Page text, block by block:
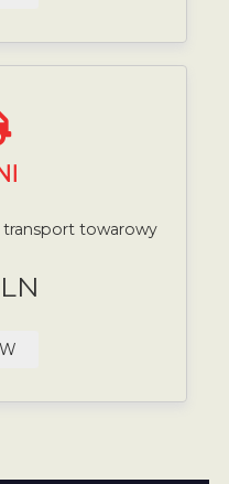
transport towarowy